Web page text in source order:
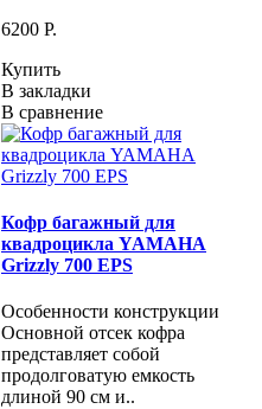
6200 P.
Купить
В закладки
В сравнение
Кофр багажный для
квадроцикла YAMAHA
Grizzly 700 EPS
Особенности конструкции
Основной отсек кофра
представляет собой
продолговатую емкость
длиной 90 см и..